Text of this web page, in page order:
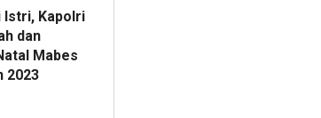
Istri, Kapolri
dan
Mabes
2023